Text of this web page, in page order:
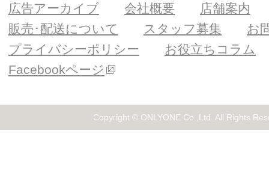
広告アーカイブ
会社概要
店舗案内
販売･配送について
スタッフ募集
お
プライバシーポリシー
お役立ちコラム
Facebookページ
Copyright © ONLYONE Co.,Ltd. All Rights